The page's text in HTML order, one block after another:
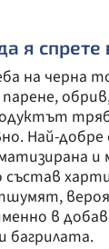
я спрете
на черна
Най-добре
и
в
багрилата.